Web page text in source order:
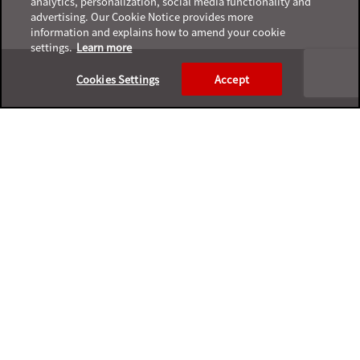
Footer
advertising. Our Cookie Notice provides more
information and explains how to amend your cookie
settings. Learn more
Cookies Settings Accept